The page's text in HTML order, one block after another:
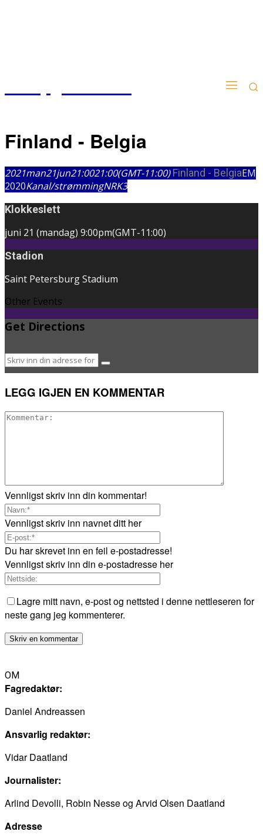
Finland - Belgia
2021man21jun21:0021:00(GMT-11:00) Finland - BelgiaEM
2020Kanal/strømmingNRK3
Klokkeslett
juni 21 (mandag) 9:00pm(GMT-11:00)
Stadion
Saint Petersburg Stadium
Other Events
Get Directions
LEGG IGJEN EN KOMMENTAR
Vennligst skriv inn din kommentar!
Vennligst skriv inn navnet ditt her
Du har skrevet inn en feil e-postadresse!
Vennligst skriv inn din e-postadresse her
Lagre mitt navn, e-post og nettsted i denne nettleseren for
neste gang jeg kommenterer.
OM
Fagredaktør:
Daniel Andreassen
Ansvarlig redaktør:
Vidar Daatland
Journalister:
Arlind Devolli, Robin Nesse og Arvid Olsen Daatland
Adresse